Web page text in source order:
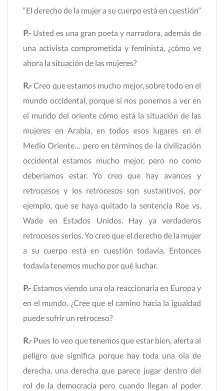
“El derecho de la mujer a su cuerpo está en cuestión”
P.- Usted es una gran poeta y narradora, además de
una activista comprometida y feminista, ¿cómo ve
ahora la situación de las mujeres?
R.-Creo que estamos mucho mejor, sobre todo en el
mundo occidental, porque si nos ponemos a ver en
el mundo del oriente cómo está la situación de las
mujeres en Arabia, en todos esos lugares en el
Medio Oriente… pero en términos de la civilización
occidental estamos mucho mejor, pero no como
deberíamos estar. Yo creo que hay avances y
retrocesos y los retrocesos son sustantivos, por
ejemplo, que se haya quitado la sentencia Roe vs.
Wade en Estados Unidos. Hay ya verdaderos
retrocesos serios. Yo creo que el derecho de la mujer
a su cuerpo está en cuestión todavía. Entonces
todavía tenemos mucho por qué luchar.
P.- Estamos viendo una ola reaccionaria en Europa y
en el mundo. ¿Cree que el camino hacia la igualdad
puede sufrir un retroceso?
R.- Pues lo veo que tenemos que estar bien, alerta al
peligro que significa porque hay toda una ola de
derecha, una derecha que parece jugar dentro del
rol de la democracia pero cuando llegan al poder